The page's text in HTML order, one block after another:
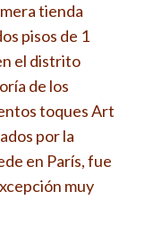
tienda
pisos de 1
el distrito
de los
toques Art
por la
en París, fue
muy